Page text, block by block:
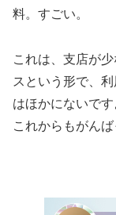
料。すごい。
これは、支店が
スという形で、
はほかにないで
これからもがん